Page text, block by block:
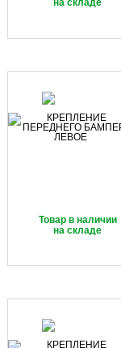
на складе
Товар в наличии
на складе